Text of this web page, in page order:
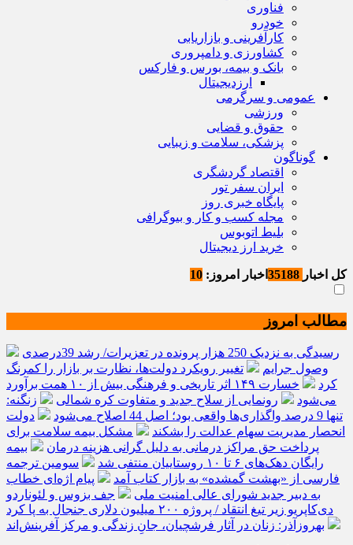
فناوری
خودرو
کارآفرینی و بازاریابی
کشاورزی و دامپروری
بانک و بیمه، بورس و فارکس
ارزدیجیتال
عمومی و سرگرمی
ورزشی
حقوق و قضایی
پزشکی، سلامت و زیبایی
گوناگون
اقتصاد گردشگری
ایران سفر تور
پایگاه خبری روز
مجله کسب و کار و بیوگرافی
بلیط اتوبوس
خرید ارز دیجیتال
کل اخبار اخبار امروز: 10
مطالب امروز
رسیدگی به نزدیک 250 هزار پرونده در تعزیرات/ رشد 39درصدی
وصول جرایم
تغییر رویکرد دولت‌ها، نظارت بر بازار را کمرنگ
کرد
خسارت ۱۴۹ اثر تاریخی و فرهنگی بیش از ۱۰ همت برآورد
می‌شود
رونمایی از سلاح جدید و متفاوت کره شمالی
زنگنه:
تنها 9 درصد واگذاری‌ها واقعی بود؛ اصل 44 اصلاح می‌شود
دولت
انحصار مدیریت سهام عدالت را بشکند
مشکل بیمه سلامت برای
پرداخت حق مراکز درمانی به دلیل گرانی هزینه درمان
بیمه
رایگان دهک‌های ۶ تا ۱۰ روستاییان منتفی شد
سومین ترجمه
فارسی از «بهشت گمشده» به بازار کتاب آمد
پیام اژه‌ای خطاب
به دبیر جدید شورای عالی امنیت ملی
جف بزوس و لئوناردو
دی‌کاپریو زیر تیغ انتقاد / پروژه ۲۰۰ میلیون دلاری جنجال به پا کرد
بهروزآذر: زنان در آثار فرشچیان، جانِ زندگی و مرکز آفرینش‌اند